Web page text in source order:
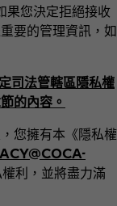
果您決定拒絕接收
要的管理資訊，如
司法管轄區隱私權
的內容。
您擁有本《隱私權
利，並將盡力滿